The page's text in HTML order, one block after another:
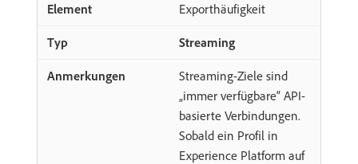
Exporthäufigkeit
Streaming
Streaming-Ziele sind
„immer verfügbare“ API-
basierte Verbindungen.
Sobald ein Profil in
Experience Platform auf